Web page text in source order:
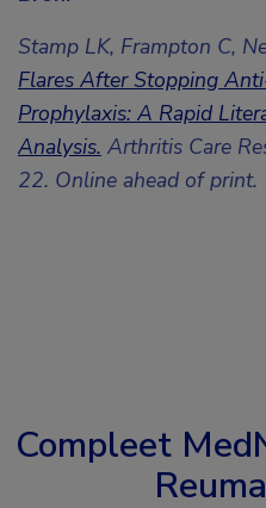
Stamp LK, Frampton C,
Flares After Stopping
Prophylaxis: A Rapid
Analysis. Arthritis Care
22. Online ahead of print.
Compleet